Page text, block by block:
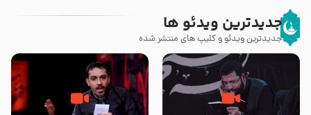
جدیدترین ویدئو ها
جدیدترین ویدئو و کلیپ های منتشر شده